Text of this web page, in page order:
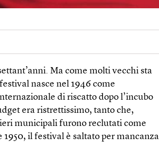
Ma come molti vecchi sta
nasce nel 1946 come
di riscatto dopo l’incubo
era ristrettissimo, tanto che,
municipali furono reclutati come
il festival è saltato per mancanza